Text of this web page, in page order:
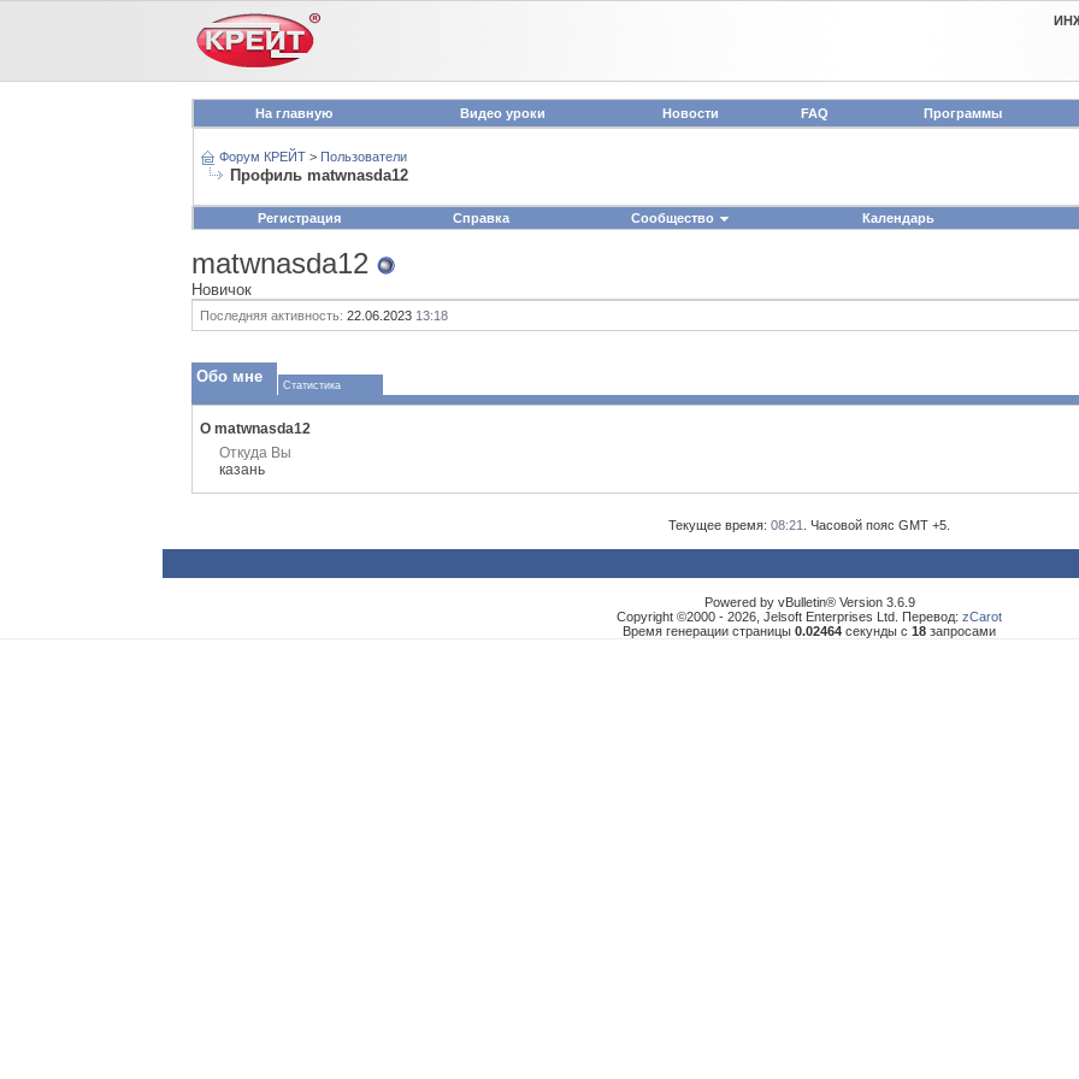
На главную Видео уроки Новости FAQ Программы
Форум КРЕЙТ > Пользователи
Профиль matwnasda12
Регистрация Справка Сообщество Календарь
matwnasda12
Новичок
Последняя активность: 22.06.2023 13:18
Обо мне Статистика
О matwnasda12
Откуда Вы
казань
Текущее время: 08:21 . Часовой пояс GMT +5.
Powered by vBulletin® Version 3.6.9
Copyright ©2000 - 2026, Jelsoft Enterprises Ltd. Перевод: zCarot
Время генерации страницы 0.02464 секунды с 18 запросами